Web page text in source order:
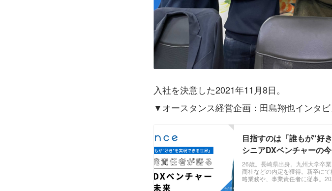
入社を決意した2021年11月8日。
▼オースタンス経営企画：田島翔也インタ
目指すのは「誰もが"好
シニアDXベンチャーの
26歳。長崎県出身。九州大学卒
商社などの内定を獲得。新卒に
略業務や、事業責任者に従事。